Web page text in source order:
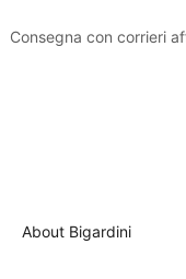
Consegna con corrieri
About Bigardini